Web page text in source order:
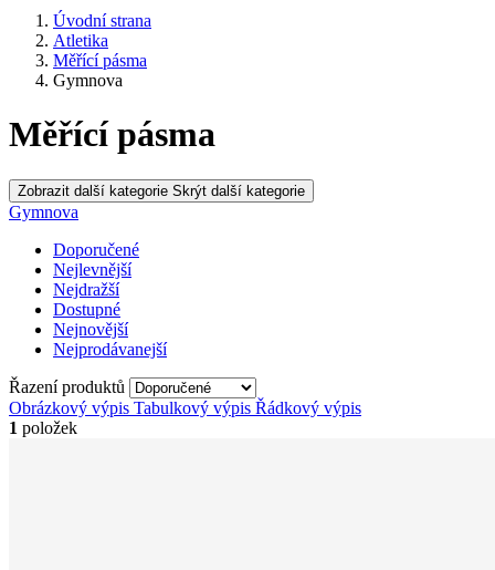
Úvodní strana
Atletika
Měřící pásma
Gymnova
Měřící pásma
Zobrazit další kategorie Skrýt další kategorie
Gymnova
Doporučené
Nejlevnější
Nejdražší
Dostupné
Nejnovější
Nejprodávanejší
Řazení produktů
Obrázkový výpis Tabulkový výpis Řádkový výpis
1 položek